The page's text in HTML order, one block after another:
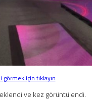
için tıklayın
ve kez görüntülendi.